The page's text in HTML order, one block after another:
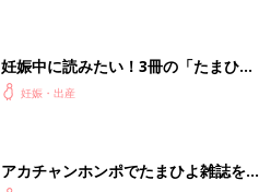
妊娠中に読みたい！3冊の「たまひ
よ」妊娠・出産
アカチャンホンポでたまひよ雑誌を買